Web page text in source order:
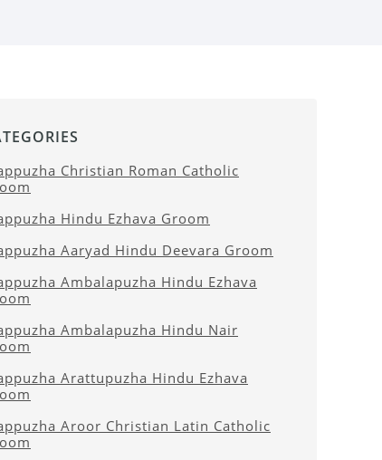
Christian Roman Catholic
Hindu Ezhava Groom
Aaryad Hindu Deevara Groom
Ambalapuzha Hindu Ezhava
Ambalapuzha Hindu Nair
Arattupuzha Hindu Ezhava
Aroor Christian Latin Catholic